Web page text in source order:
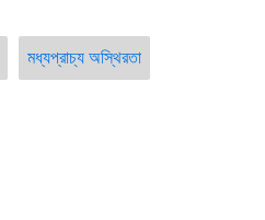
মধ্যপ্রাচ্য অস্থিরতা